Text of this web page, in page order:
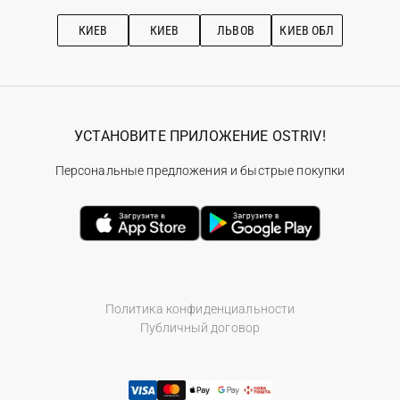
Рекомендации по уходу
КИЕВ КИЕВ ЛЬВОВ КИЕВ ОБЛ
Политика конфиденциальности
Публичный договор
УСТАНОВИТЕ ПРИЛОЖЕНИЕ OSTRIV!
Персональные предложения и быстрые покупки